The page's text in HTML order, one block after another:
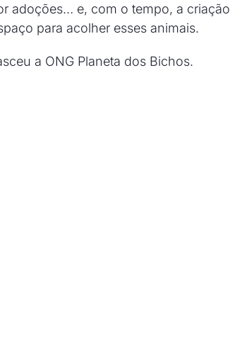
adoções… e, com o tempo, a criação
para acolher esses animais.
a ONG Planeta dos Bichos.